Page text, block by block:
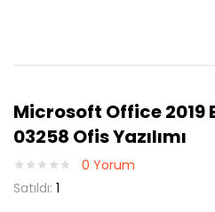
Microsoft Office 2019
03258 Ofis Yazılımı
0 Yorum
Satıldı: 1